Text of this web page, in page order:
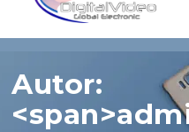
Autor: